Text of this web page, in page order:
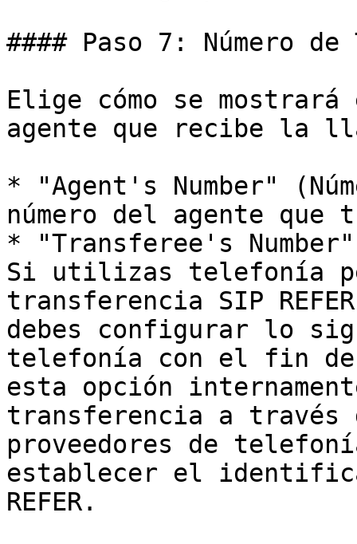
#### Paso 7: Número
Elige cómo se
agente que recibe la
* "Agent's Number"
número del agente
* "Transferee's
Si utilizas telefonía
transferencia SIP
debes configurar lo
telefonía con el fin de
esta opción
transferencia a través
proveedores de
establecer el
REFER.